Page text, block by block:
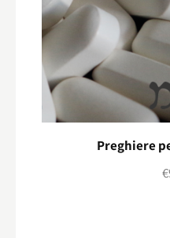
Preghiere
€